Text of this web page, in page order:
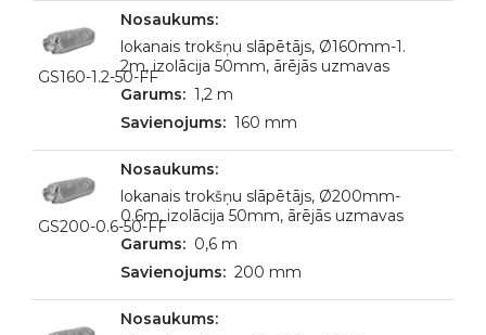
GS160-1.2-50-FF
lokanais trokšņu slāpētājs, Ø160mm-1.
2m, izolācija 50mm, ārējās uzmavas
1,2 m
160 mm
GS200-0.6-50-FF
lokanais trokšņu slāpētājs, Ø200mm-
0.6m, izolācija 50mm, ārējās uzmavas
0,6 m
200 mm